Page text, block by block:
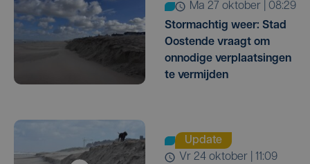
ma 27 oktober | 08:29
Stormachtig weer: Stad
Oostende vraagt om
onnodige verplaatsingen
te vermijden
Update
vr 24 oktober | 11:09